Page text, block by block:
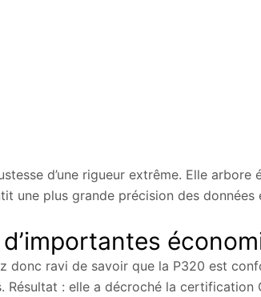
d’une rigueur extrême. Elle arbore
une plus grande précision des
donc ravi de savoir que la P320 est
: elle a décroché la certification